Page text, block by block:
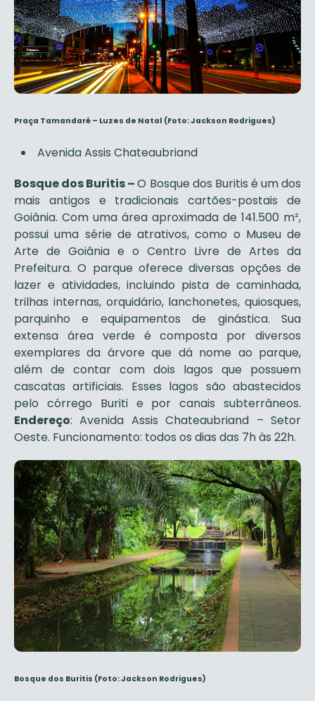
Praça Tamandaré – Luzes de Natal (Foto: Jackson Rodrigues)
Avenida Assis Chateaubriand
Bosque dos Buritis –O Bosque dos Buritis é um dos
mais antigos e tradicionais cartões-postais de
Goiânia. Com uma área aproximada de 141.500 m²,
possui uma série de atrativos, como o Museu de
Arte de Goiânia e o Centro Livre de Artes da
Prefeitura. O parque oferece diversas opções de
lazer e atividades, incluindo pista de caminhada,
trilhas internas, orquidário, lanchonetes, quiosques,
parquinho e equipamentos de ginástica. Sua
extensa área verde é composta por diversos
exemplares da árvore que dá nome ao parque,
além de contar com dois lagos que possuem
cascatas artificiais. Esses lagos são abastecidos
pelo córrego Buriti e por canais subterrâneos.
Endereço: Avenida Assis Chateaubriand – Setor
Oeste. Funcionamento: todos os dias das 7h às 22h.
Bosque dos Buritis (Foto: Jackson Rodrigues)